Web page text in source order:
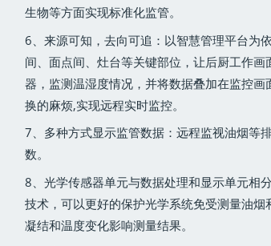
生物等方面实现标准化监管。
6、来源可知，去向可追：以智慧管理平台为
间、面点间、灶台等关键部位，让后厨工作
器，监测温湿度情况，并将数据叠加在监控
换的麻烦,实现远程实时监控。
7、多种方式显示监管数据：远程监视油烟等
数。
8、光学传感器单元与数据处理和显示单元相
技术，可以更好的保护光学系统免受测量油
凝结和温度变化影响测量结果。